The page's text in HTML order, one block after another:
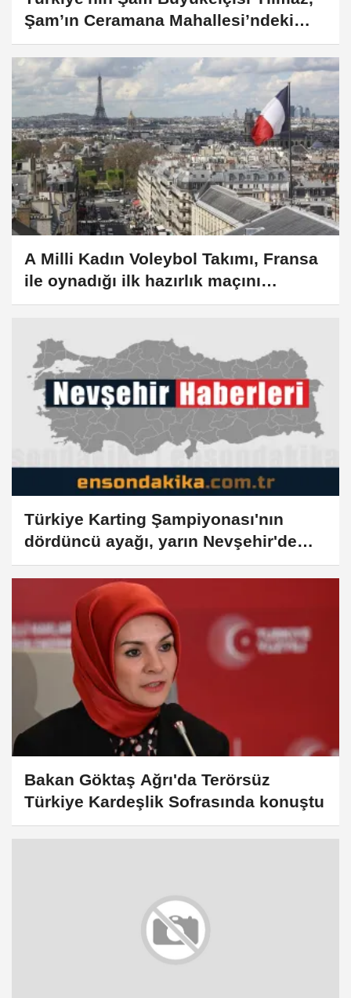
Şam’ın Ceramana Mahallesi’ndeki
bombalı saldırıyı kınadı
A Milli Kadın Voleybol Takımı, Fransa
ile oynadığı ilk hazırlık maçını
kazandı
Türkiye Karting Şampiyonası'nın
dördüncü ayağı, yarın Nevşehir'de
başlayacak
Bakan Göktaş Ağrı'da Terörsüz
Türkiye Kardeşlik Sofrasında konuştu